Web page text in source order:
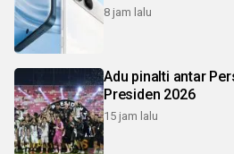
8 jam lalu
Adu pinalti antar
Presiden 2026
15 jam lalu